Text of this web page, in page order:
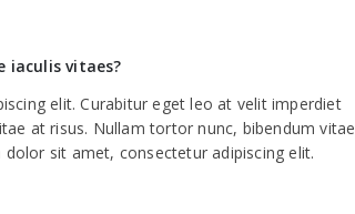
iaculis vitaes?
elit. Curabitur eget leo at velit imperdiet
at risus. Nullam tortor nunc, bibendum vitae
sit amet, consectetur adipiscing elit.